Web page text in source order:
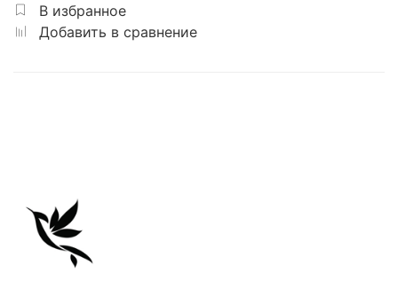
В избранное
Добавить в сравнение